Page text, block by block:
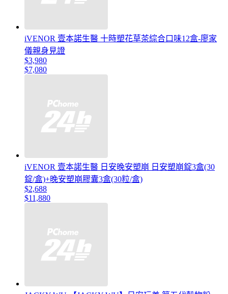
iVENOR 壹本諾生醫 十時塑花草茶綜合口味12盒-廖家
儀親身見證
$3,980
$7,080
iVENOR 壹本諾生醫 日安晚安塑崩 日安塑崩錠3盒(30
錠/盒)+晚安塑崩膠囊3盒(30粒/盒)
$2,688
$11,880